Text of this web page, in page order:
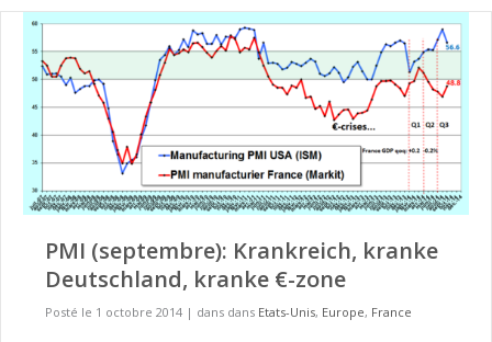
PMI (septembre): Krankreich, kranke
Deutschland, kranke €-zone
Posté le 1 octobre 2014 | dans dans Etats-Unis, Europe, France